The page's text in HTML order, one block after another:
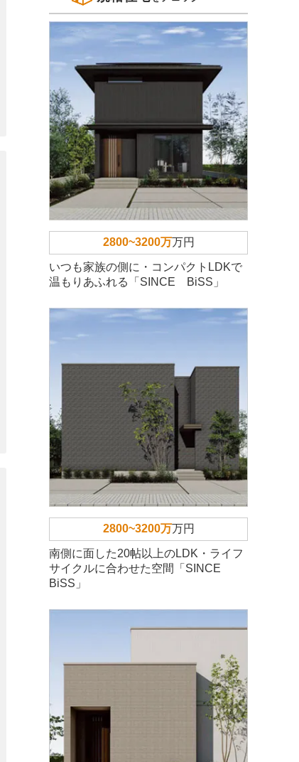
2800~3200万万円
いつも家族の側に・コンパクトLDKで
温もりあふれる「SINCE BiSS」
2800~3200万万円
南側に面した20帖以上のLDK・ライフ
サイクルに合わせた空間「SINCE
BiSS」